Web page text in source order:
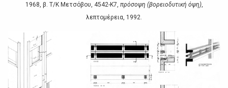
1968, β. Τ/Κ Μετσόβoυ, 4542-Κ7, πρόσoψη (βoρειoδυτική όψη),
λεπτoμέρεια, 1992.